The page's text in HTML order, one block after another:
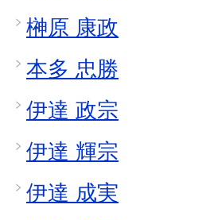
榊原 康政
本多 忠勝
伊達 政宗
伊達 輝宗
伊達 成実